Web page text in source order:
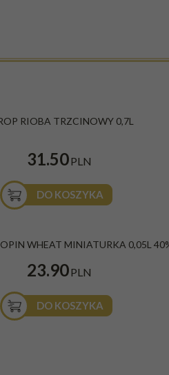
RIOBA TRZCINOWY 0,7L
31.50PLN
DO KOSZYKA
WHEAT MINIATURKA 0,05L
23.90PLN
DO KOSZYKA